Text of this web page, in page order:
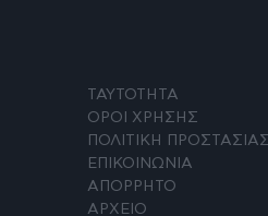
ΤΑΥΤΟΤΗΤΑ
ΟΡΟΙ ΧΡΗΣΗΣ
ΠΟΛΙΤΙΚΗ
ΕΠΙΚΟΙΝΩΝΙΑ
ΑΠΟΡΡΗΤΟ
ΑΡΧΕΙΟ